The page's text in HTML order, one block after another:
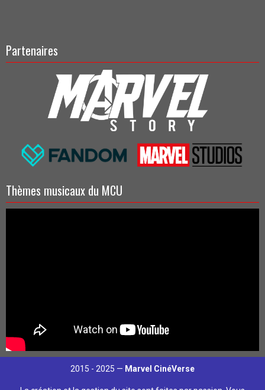
Partenaires
Thèmes musicaux du MCU
2015 - 2025 — Marvel CinéVerse